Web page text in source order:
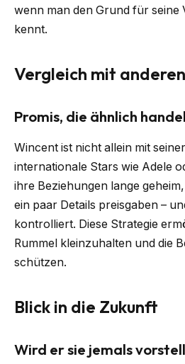
wenn man den Grund für seine
kennt.
Vergleich mit
Promis, die ähnlich
Wincent ist nicht allein mit
internationale Stars wie Adele
ihre Beziehungen lange
ein paar Details preisgaben –
kontrolliert. Diese Strategie
Rummel kleinzuhalten und die
schützen.
Blick in die Zukunft
Wird er sie jemals